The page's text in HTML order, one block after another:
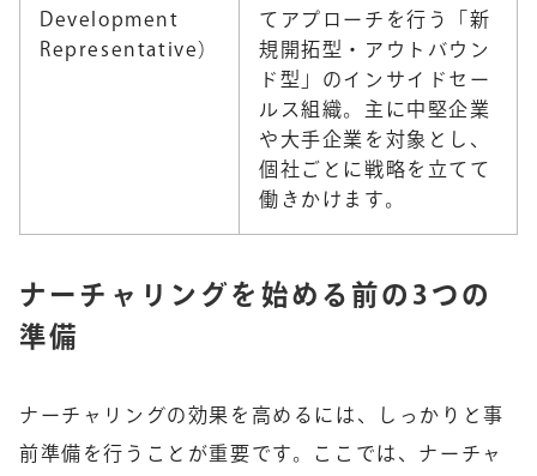
Development
Representative）
てアプローチを行う「新
規開拓型・アウトバウン
ド型」のインサイドセー
ルス組織。主に中堅企業
や大手企業を対象とし、
個社ごとに戦略を立てて
働きかけます。
ナーチャリングを始める前の3つの
準備
ナーチャリングの効果を高めるには、しっかりと事
前準備を行うことが重要です。ここでは、ナーチャ